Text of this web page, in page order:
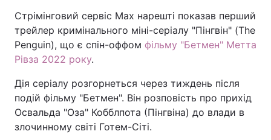
Головна Війна
Економіка Світ
Спорт Наука
Стрімінговий сервіс Max нарешті показав перший
трейлер кримінального міні-серіалу "Пінгвін" (The
Penguin), що є спін-оффом фільму "Бетмен" Метта
Рівза 2022 року.
Дія серіалу розгорнеться через тиждень після
подій фільму "Бетмен". Він розповість про прихід
Освальда "Оза" Кобблпота (Пінгвіна) до влади в
злочинному світі Готем-Сіті.